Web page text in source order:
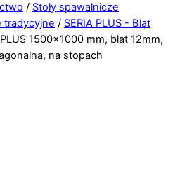
/ Stoły spawalnicze
tradycyjne / SERIA PLUS - Blat
1500×1000 mm, blat 12mm,
na stopach